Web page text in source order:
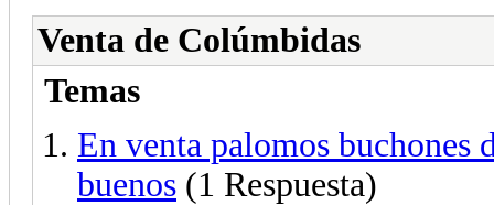
Venta de Colúmbidas
Temas
En venta palomos
buenos (1 Respuesta)